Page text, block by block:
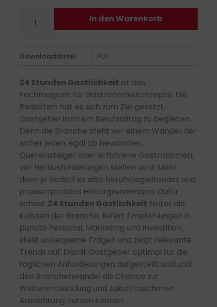
Stunden
-
Menge
In den Warenkorb
Downloaddatei PDF
24 Stunden Gastlichkeit ist das
Fachmagazin für Gastronomiekonzepte. Die
Redaktion hat es sich zum Ziel gesetzt,
Gastgeber in ihrem Berufsalltag zu begleiten.
Denn die Branche steht vor einem Wandel, der
sicher jeden, egal ob Newcomer,
Quereinsteiger oder erfahrene Gastronomen,
vor Herausforderungen stellen wird. Mehr
denn je bedarf es also berufsbegleitendes und
praxiserprobtes Hintergrundwissen. Dafür
schaut 24 Stunden Gastlichkeit hinter die
Kulissen der Branche, liefert Empfehlungen in
puncto Personal, Marketing und Investition,
stellt unbequeme Fragen und zeigt relevante
Trends auf: Damit Gastgeber optimal für die
täglichen Anforderungen aufgestellt sind und
den Branchenwandel als Chance zur
Weiterentwicklung und zukunftssicheren
Ausrichtung nutzen können.